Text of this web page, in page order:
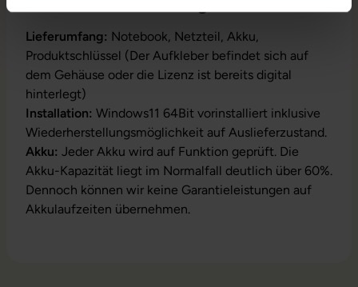
Lieferumfang: Notebook, Netzteil, Akku,
Produktschlüssel (Der Aufkleber befindet sich auf
dem Gehäuse oder die Lizenz ist bereits digital
hinterlegt)
Installation: Windows11 64Bit vorinstalliert inklusive
Wiederherstellungsmöglichkeit auf Auslieferzustand.
Akku: Jeder Akku wird auf Funktion geprüft. Die
Akku-Kapazität liegt im Normalfall deutlich über 60%.
Dennoch können wir keine Garantieleistungen auf
Akkulaufzeiten übernehmen.